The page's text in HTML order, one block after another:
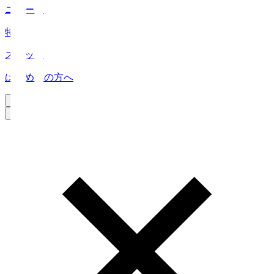
ニュース
特集
スタッツ
はじめての方へ